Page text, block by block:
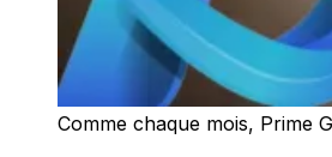
Comme chaque mois, Prime